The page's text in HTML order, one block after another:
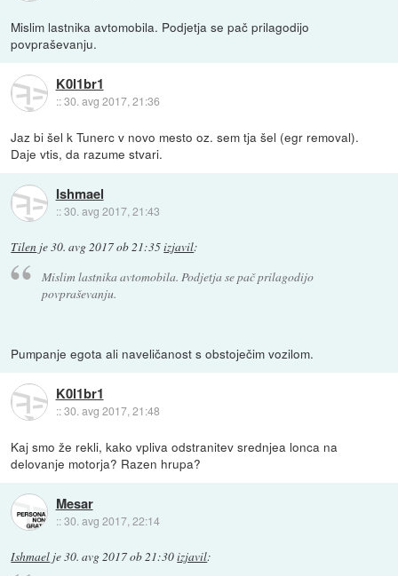
Mislim lastnika avtomobila. Podjetja se pač prilagodijo
povpraševanju.
K0l1br1
::30. avg 2017, 21:36
Jaz bi šel k Tunerc v novo mesto oz. sem tja šel (egr removal).
Daje vtis, da razume stvari.
Ishmael
::30. avg 2017, 21:43
Tilen je30. avg 2017 ob 21:35izjavil:
Mislim lastnika avtomobila. Podjetja se pač prilagodijo
povpraševanju.
Pumpanje egota ali naveličanost s obstoječim vozilom.
K0l1br1
::30. avg 2017, 21:48
Kaj smo že rekli, kako vpliva odstranitev srednjea lonca na
delovanje motorja? Razen hrupa?
Mesar
::30. avg 2017, 22:14
Ishmael je30. avg 2017 ob 21:30izjavil: